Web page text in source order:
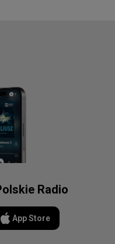
Radio
App Store